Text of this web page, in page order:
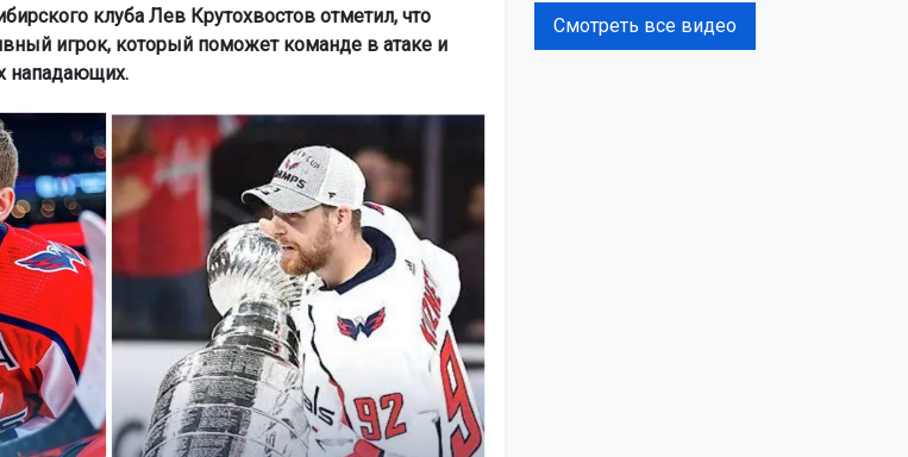
клуба Лев Крутохвостов отметил, что
игрок, который поможет команде в атаке и
нападающих.
Смотреть все видео